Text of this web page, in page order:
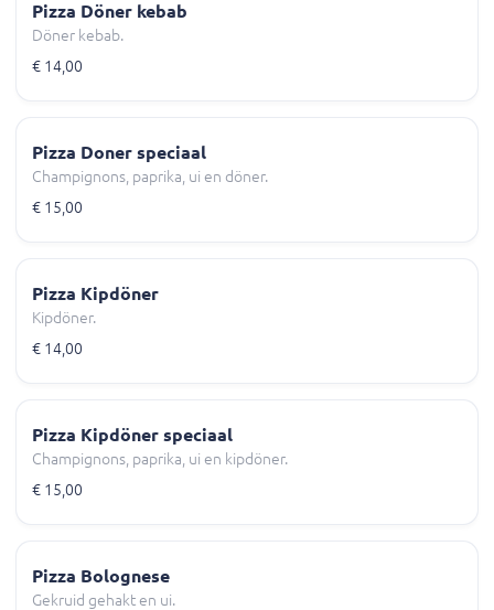
Pizza Döner kebab
Döner kebab.
€ 14,00
Pizza Doner speciaal
Champignons, paprika, ui en döner.
€ 15,00
Pizza Kipdöner
Kipdöner.
€ 14,00
Pizza Kipdöner speciaal
Champignons, paprika, ui en kipdöner.
€ 15,00
Pizza Bolognese
Gekruid gehakt en ui.